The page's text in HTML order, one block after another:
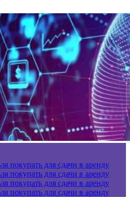
покупать для сдачи в аренду
покупать для сдачи в аренду
покупать для сдачи в аренду
покупать для сдачи в аренду